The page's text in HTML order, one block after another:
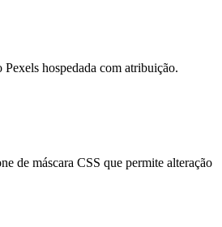
hospedada com atribuição.
de máscara CSS que permite alteração